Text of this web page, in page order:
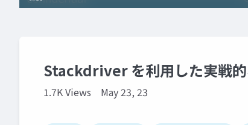
Stackdriver を利用した実戦
1.7K Views May 23, 23